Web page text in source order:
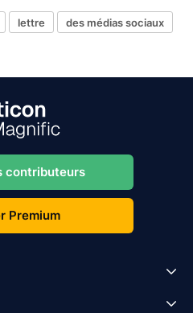
lettre
des médias sociaux
contributeurs
Premium